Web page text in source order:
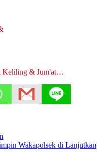
Keliling & Jum'at…
Wakapolsek di Lanjutkan